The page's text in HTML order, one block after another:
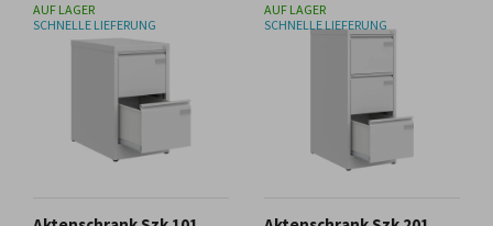
AUF LAGER
SCHNELLE LIEFERUNG
AUF LAGER
SCHNELLE LIEFERUNG